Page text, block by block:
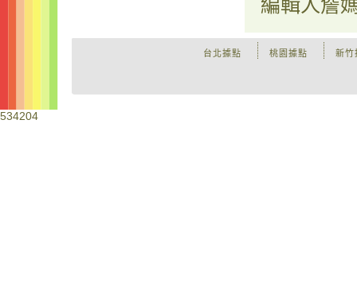
編輯人詹
新竹
桃園據點
台北據點
534204